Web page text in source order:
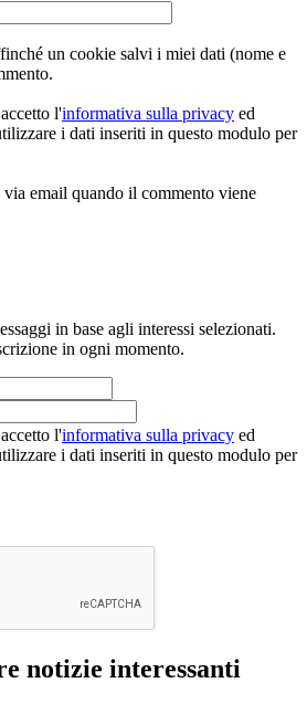
un cookie salvi i miei dati (nome e
l'informativa sulla privacy ed
i dati inseriti in questo modulo per
email quando il commento viene
in base agli interessi selezionati.
in ogni momento.
l'informativa sulla privacy ed
i dati inseriti in questo modulo per
notizie interessanti